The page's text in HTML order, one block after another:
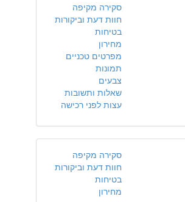
סקירה מקיפה
חוות דעת וביקורות
בטיחות
מחירון
מפרטים טכניים
תמונות
צבעים
שאלות ותשובות
עצות לפני רכישה
סקירה מקיפה
חוות דעת וביקורות
בטיחות
מחירון